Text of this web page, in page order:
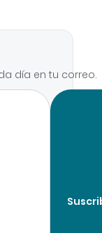
día en tu correo.